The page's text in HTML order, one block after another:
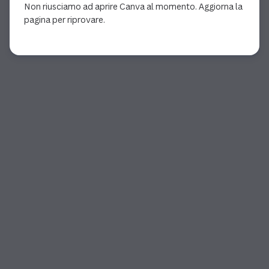
Non riusciamo ad aprire Canva al momento. Aggiorna la
pagina per riprovare.